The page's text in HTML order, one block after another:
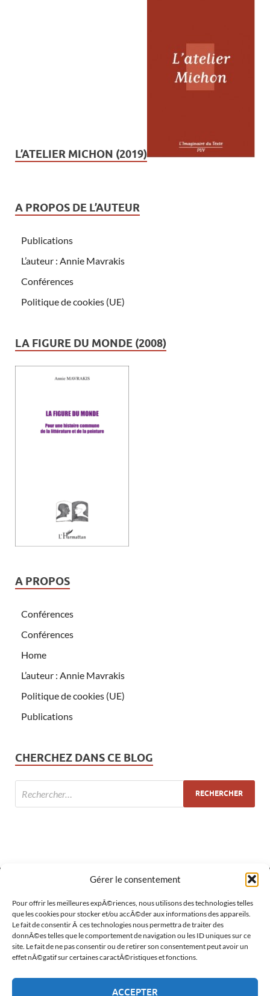
Gérer le consentement
Pour offrir les meilleures expÃ©riences, nous utilisons des technologies telles
que les cookies pour stocker et/ou accÃ©der aux informations des appareils.
Le fait de consentir Ã ces technologies nous permettra de traiter des
donnÃ©es telles que le comportement de navigation ou les ID uniques sur ce
site. Le fait de ne pas consentir ou de retirer son consentement peut avoir un
effet nÃ©gatif sur certaines caractÃ©ristiques et fonctions.
ACCEPTER
L’ATELIER MICHON (2019)
A PROPOS DE L’AUTEUR
Publications
L’auteur : Annie Mavrakis
Conférences
Politique de cookies (UE)
LA FIGURE DU MONDE (2008)
A PROPOS
Conférences
Conférences
Home
L’auteur : Annie Mavrakis
Politique de cookies (UE)
Publications
CHERCHEZ DANS CE BLOG
MÉTA
Connexion
Flux des publications
Flux des commentaires